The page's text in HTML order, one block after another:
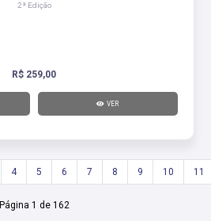
2ª Edição
R$ 259,00
VER
4 5 6 7 8 9 10 11
Página 1 de 162